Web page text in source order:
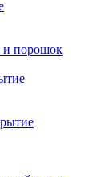
порошок